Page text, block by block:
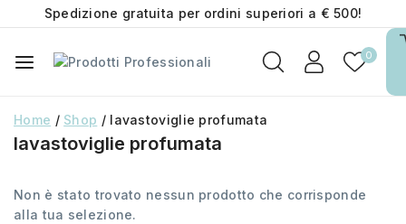
Spedizione gratuita per ordini superiori a € 500!
0
Home / Shop / lavastoviglie profumata
lavastoviglie profumata
Non è stato trovato nessun prodotto che corrisponde
alla tua selezione.